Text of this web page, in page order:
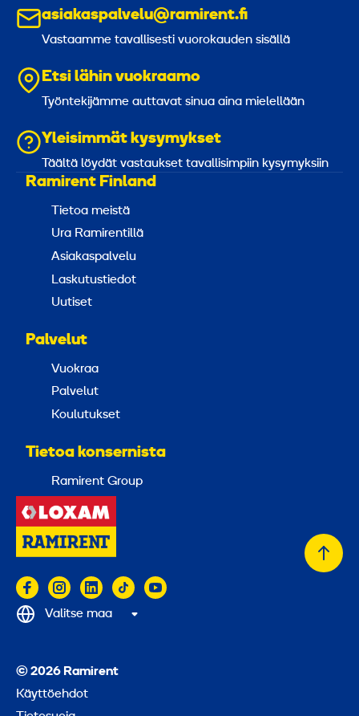
asiakaspalvelu@ramirent.fi
Vastaamme tavallisesti vuorokauden sisällä
Etsi lähin vuokraamo
Työntekijämme auttavat sinua aina mielellään
Yleisimmät kysymykset
Täältä löydät vastaukset tavallisimpiin kysymyksiin
Ramirent Finland
Tietoa meistä
Ura Ramirentillä
Asiakaspalvelu
Laskutustiedot
Uutiset
Palvelut
Vuokraa
Palvelut
Koulutukset
Tietoa konsernista
Ramirent Group
© 2026 Ramirent
Käyttöehdot
Valitse maa